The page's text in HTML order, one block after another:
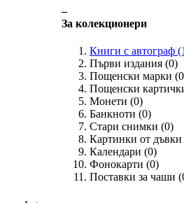
‒
За колекционери
Книги с автограф
Първи издания (0)
Пощенски марки
Пощенски
Монети (0)
Банкноти (0)
Стари снимки (0)
Картинки от дъвки
Календари (0)
Фонокарти (0)
Поставки за чаши